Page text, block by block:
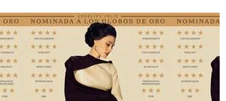
Clics: 0/3
expira en 1 hora